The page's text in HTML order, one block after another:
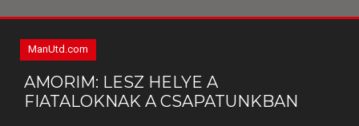
ManUtd.com
AMORIM: LESZ HELYE A
FIATALOKNAK A CSAPATUNKBAN